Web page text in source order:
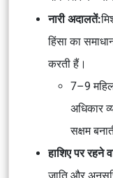
नारी अदालतें:
हिंसा का
करती हैं।
7–9
अधिकार
सक्षम
हाशिए पर रहने